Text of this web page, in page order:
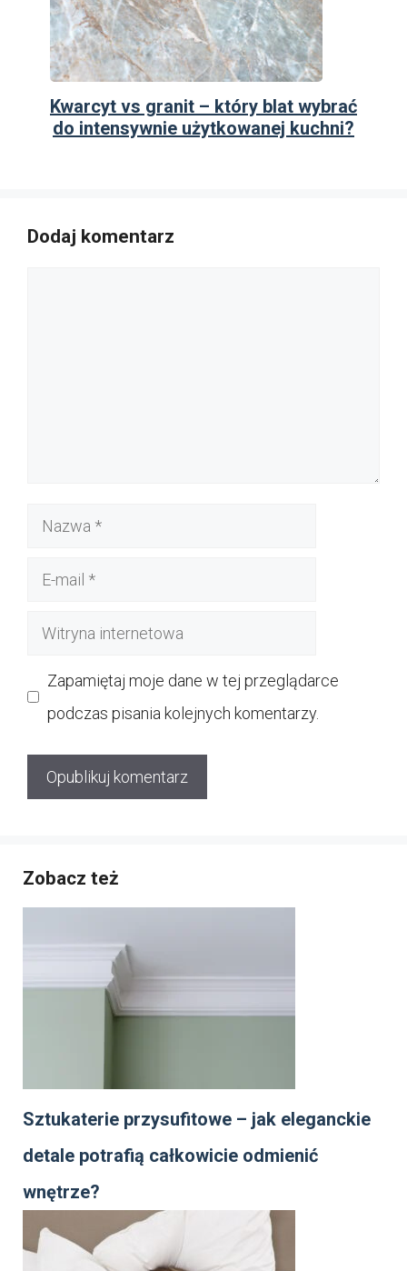
Kwarcyt vs granit – który blat wybrać
do intensywnie użytkowanej kuchni?
Dodaj komentarz
Nazwa
Witryna
Zapamiętaj moje dane w tej przeglądarce
podczas pisania kolejnych komentarzy.
Zobacz też
Sztukaterie przysufitowe – jak eleganckie
detale potrafią całkowicie odmienić
wnętrze?